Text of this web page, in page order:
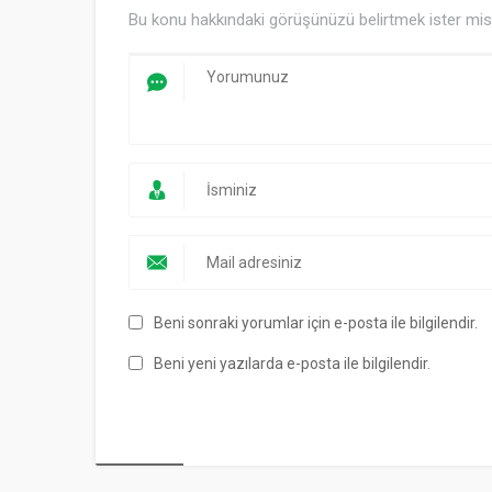
Bu konu hakkındaki görüşünüzü belirtmek ister
Beni sonraki yorumlar için e-posta ile bilgilendir.
Beni yeni yazılarda e-posta ile bilgilendir.